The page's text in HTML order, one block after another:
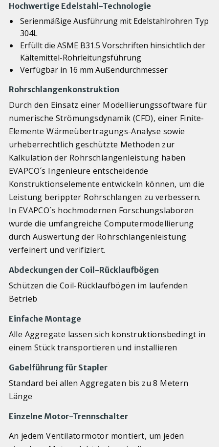
Hochwertige Edelstahl-Technologie
Serienmäßige Ausführung mit Edelstahlrohren Typ
304L
Erfüllt die ASME B31.5 Vorschriften hinsichtlich der
Kältemittel-Rohrleitungsführung
Verfügbar in 16 mm Außendurchmesser
Rohrschlangenkonstruktion
Durch den Einsatz einer Modellierungssoftware für
numerische Strömungsdynamik (CFD), einer Finite-
Elemente Wärmeübertragungs-Analyse sowie
urheberrechtlich geschützte Methoden zur
Kalkulation der Rohrschlangenleistung haben
EVAPCO´s Ingenieure entscheidende
Konstruktionselemente entwickeln können, um die
Leistung berippter Rohrschlangen zu verbessern.
In EVAPCO´s hochmodernen Forschungslaboren
wurde die umfangreiche Computermodellierung
durch Auswertung der Rohrschlangenleistung
verfeinert und verifiziert.
Abdeckungen der Coil-Rücklaufbögen
Schützen die Coil-Rücklaufbögen im laufenden
Betrieb
Einfache Montage
Alle Aggregate lassen sich konstruktionsbedingt in
einem Stück transportieren und installieren
Gabelführung für Stapler
Standard bei allen Aggregaten bis zu 8 Metern
Länge
Einzelne Motor-Trennschalter
An jedem Ventilatormotor montiert, um jeden